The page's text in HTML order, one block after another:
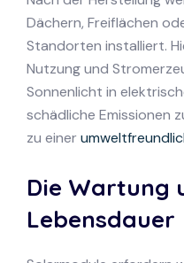
Dächern, Freiflächen
Standorten installiert.
Nutzung und
Sonnenlicht in
schädliche Emissionen
zu einer
Die Wartung
Lebensdauer